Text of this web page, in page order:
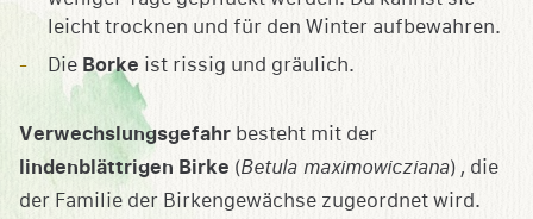
leicht trocknen und für den Winter aufbewahren.
Die Borke ist rissig und gräulich.
Verwechslungsgefahr besteht mit der
lindenblättrigen Birke (Betula maximowicziana) , die
der Familie der Birkengewächse zugeordnet wird.